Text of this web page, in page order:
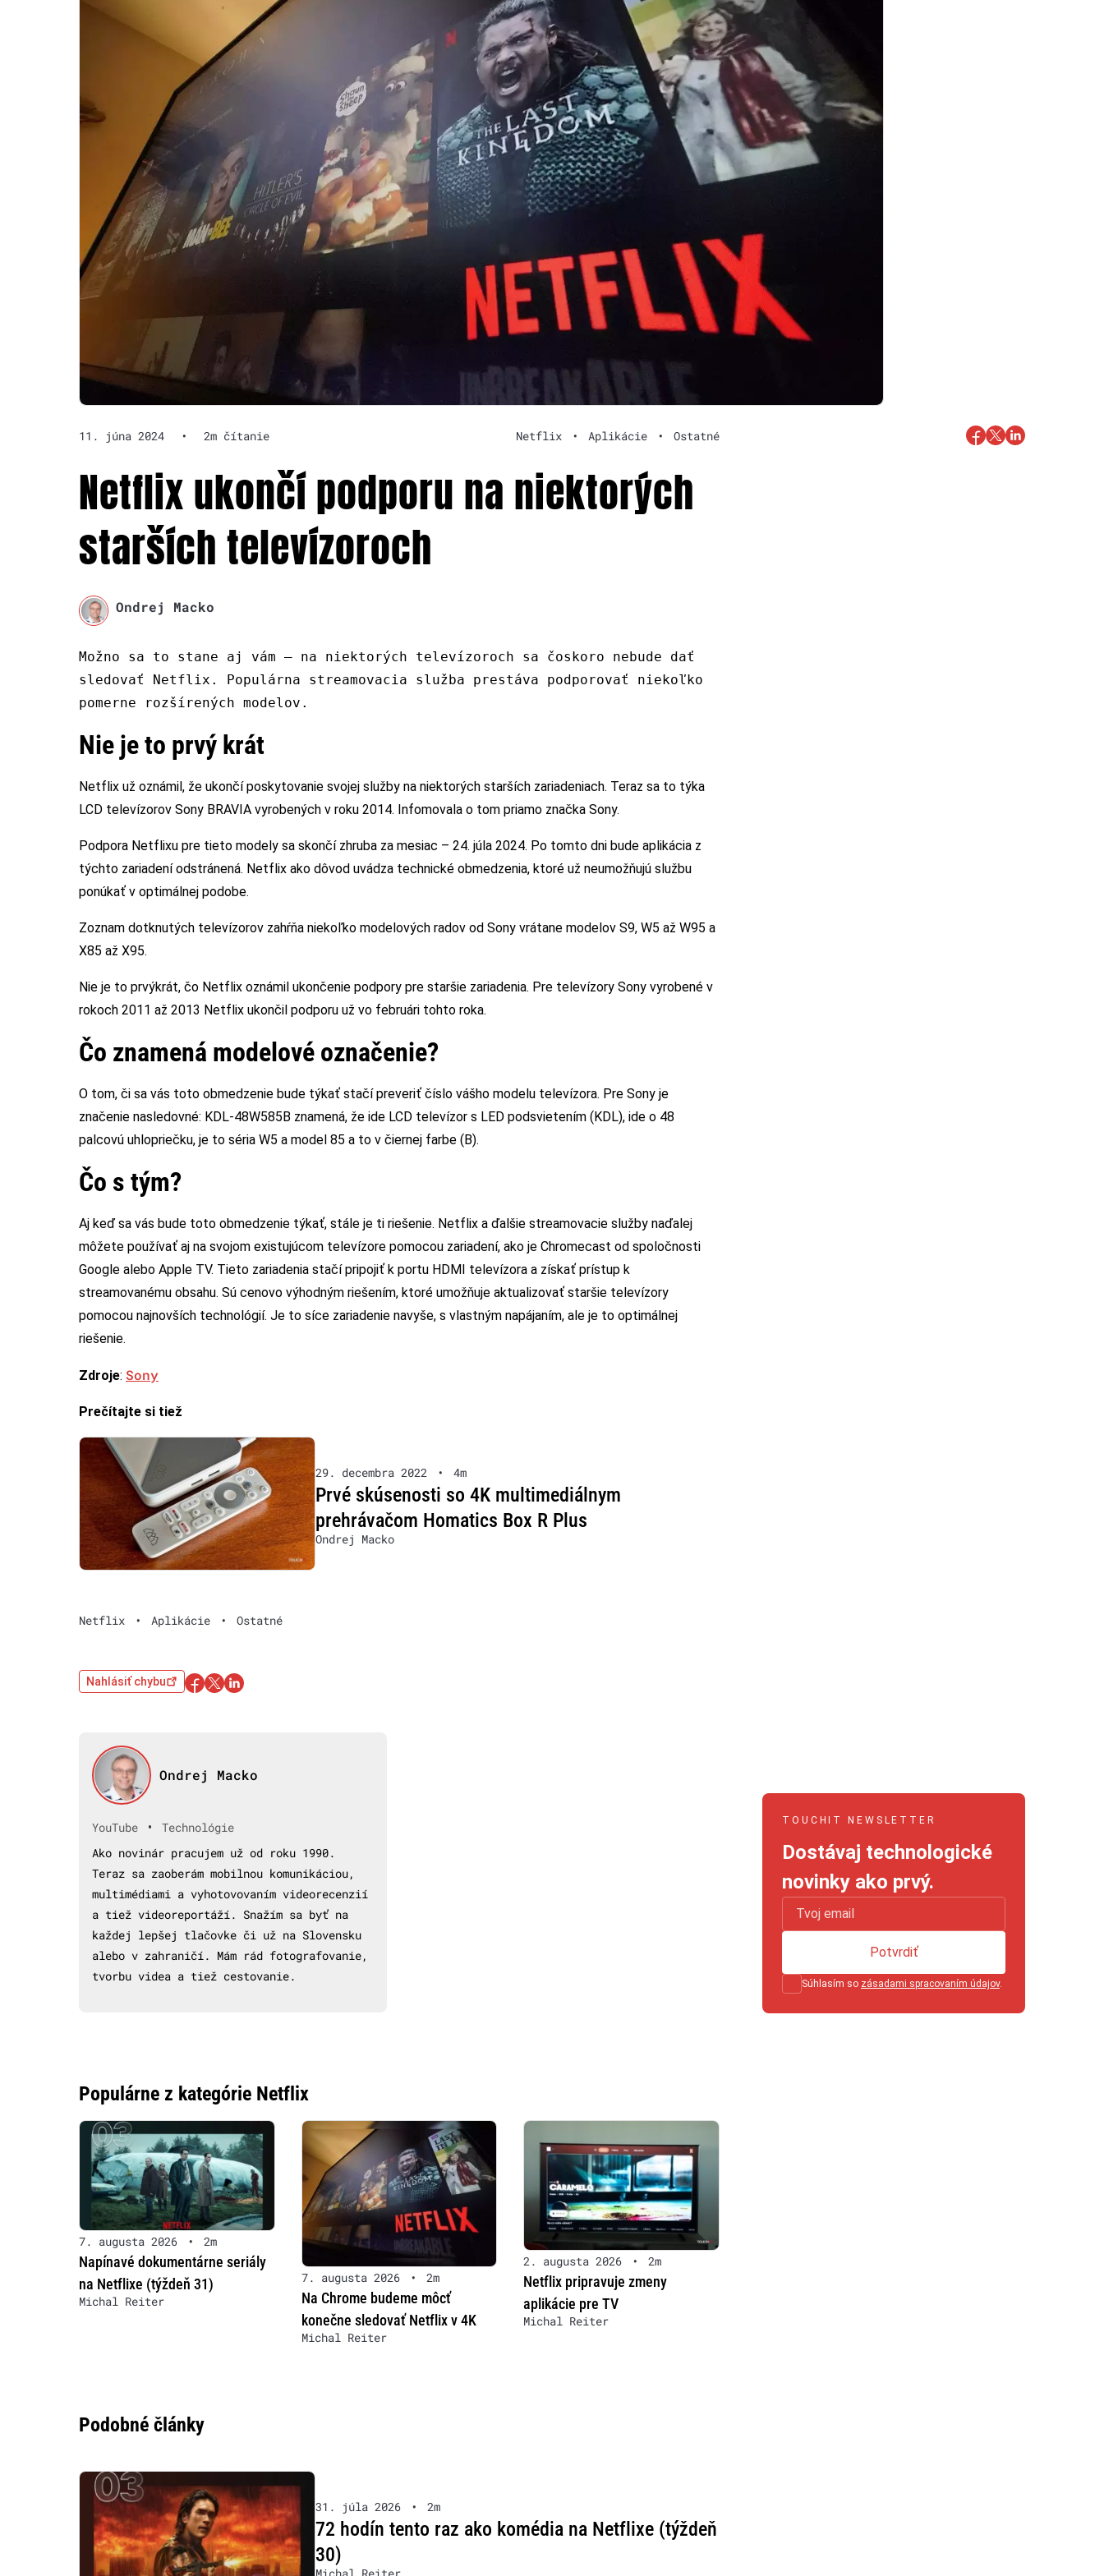
11. júna 2024 • 2m čítanie Netflix • Aplikácie • Ostatné
Netflix ukončí podporu na niektorých
starších televízoroch
Ondrej Macko
Možno sa to stane aj vám – na niektorých televízoroch sa čoskoro nebude dať
sledovať Netflix. Populárna streamovacia služba prestáva podporovať niekoľko
pomerne rozšírených modelov.
Nie je to prvý krát
Netflix už oznámil, že ukončí poskytovanie svojej služby na niektorých starších zariadeniach. Teraz sa to týka
LCD televízorov Sony BRAVIA vyrobených v roku 2014. Infomovala o tom priamo značka Sony.
Podpora Netflixu pre tieto modely sa skončí zhruba za mesiac – 24. júla 2024. Po tomto dni bude aplikácia z
týchto zariadení odstránená. Netflix ako dôvod uvádza technické obmedzenia, ktoré už neumožňujú službu
ponúkať v optimálnej podobe.
Zoznam dotknutých televízorov zahŕňa niekoľko modelových radov od Sony vrátane modelov S9, W5 až W95 a
X85 až X95.
Nie je to prvýkrát, čo Netflix oznámil ukončenie podpory pre staršie zariadenia. Pre televízory Sony vyrobené v
rokoch 2011 až 2013 Netflix ukončil podporu už vo februári tohto roka.
Čo znamená modelové označenie?
O tom, či sa vás toto obmedzenie bude týkať stačí preveriť číslo vášho modelu televízora. Pre Sony je
značenie nasledovné: KDL-48W585B znamená, že ide LCD televízor s LED podsvietením (KDL), ide o 48
palcovú uhlopriečku, je to séria W5 a model 85 a to v čiernej farbe (B).
Čo s tým?
Aj keď sa vás bude toto obmedzenie týkať, stále je ti riešenie. Netflix a ďalšie streamovacie služby naďalej
môžete používať aj na svojom existujúcom televízore pomocou zariadení, ako je Chromecast od spoločnosti
Google alebo Apple TV. Tieto zariadenia stačí pripojiť k portu HDMI televízora a získať prístup k
streamovanému obsahu. Sú cenovo výhodným riešením, ktoré umožňuje aktualizovať staršie televízory
pomocou najnovších technológií. Je to síce zariadenie navyše, s vlastným napájaním, ale je to optimálnej
riešenie.
Zdroje: Sony
Prečítajte si tiež
29. decembra 2022 • 4m
Prvé skúsenosti so 4K multimediálnym
prehrávačom Homatics Box R Plus
Ondrej Macko
Netflix • Aplikácie • Ostatné
Nahlásiť chybu
Ondrej Macko
YouTube •
Technológie
Ako novinár pracujem už od roku 1990.
Teraz sa zaoberám mobilnou komunikáciou,
multimédiami a vyhotovovaním videorecenzií
a tiež videoreportáží. Snažím sa byť na
každej lepšej tlačovke či už na Slovensku
alebo v zahraničí. Mám rád fotografovanie,
tvorbu videa a tiež cestovanie.
Populárne z kategórie Netflix
7. augusta 2026 • 2m
Napínavé dokumentárne seriály
na Netflixe (týždeň 31)
Michal Reiter
7. augusta 2026 • 2m
Na Chrome budeme môcť
konečne sledovať Netflix v 4K
Michal Reiter
2. augusta 2026 • 2m
Netflix pripravuje zmeny
aplikácie pre TV
Michal Reiter
Podobné články
31. júla 2026 • 2m
72 hodín tento raz ako komédia na Netflixe (týždeň
30)
TOUCHIT NEWSLETTER
Dostávaj technologické
novinky ako prvý.
Súhlasím so zásadami spracovaním údajov.
Potvrdiť